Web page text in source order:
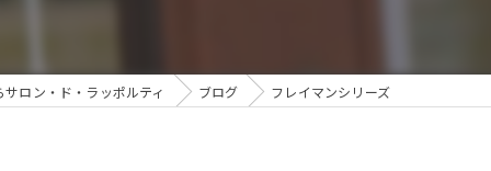
ロン・ド・ラッポルティ ブログ フレイマンシリーズ